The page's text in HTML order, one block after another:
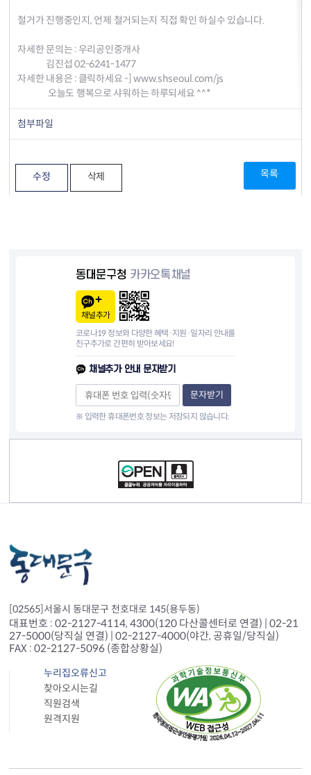
철거가 진행중인지, 언제 철거되는지 직접 확인 하실수 있습니다.
자세한 문의는 : 우리공인중개사
김진섭 02-6241-1477
자세한 내용은 : 클릭하세요 -] www.shseoul.com/js
오늘도 행복으로 샤워하는 하루되세요 ^^*
첨부파일
수정 삭제 목록
동대문구청 카카오톡채널
채널추가
코로나19 정보와 다양한 혜택·지원·일자리 안내를
친구추가로 간편히 받아보세요!
채널추가 안내 문자받기
문자받기
※ 입력한 휴대폰번호 정보는 저장되지 않습니다.
[02565]서울시 동대문구 천호대로 145(용두동)
대표번호 : 02-2127-4114, 4300(120 다산콜센터로 연결) | 02-21
27-5000(당직실 연결) | 02-2127-4000(야간, 공휴일/당직실)
FAX : 02-2127-5096 (종합상황실)
누리집오류신고
찾아오시는길
직원검색
원격지원